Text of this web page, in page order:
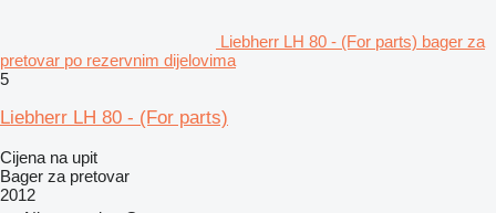
Liebherr LH 80 - (For parts) bager za
pretovar po rezervnim dijelovima
5
Liebherr LH 80 - (For parts)
Cijena na upit
Bager za pretovar
2012